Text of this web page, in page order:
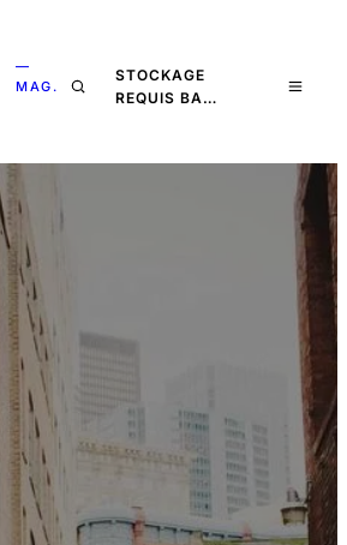
—
MAG.
STOCKAGE
REQUIS BA…